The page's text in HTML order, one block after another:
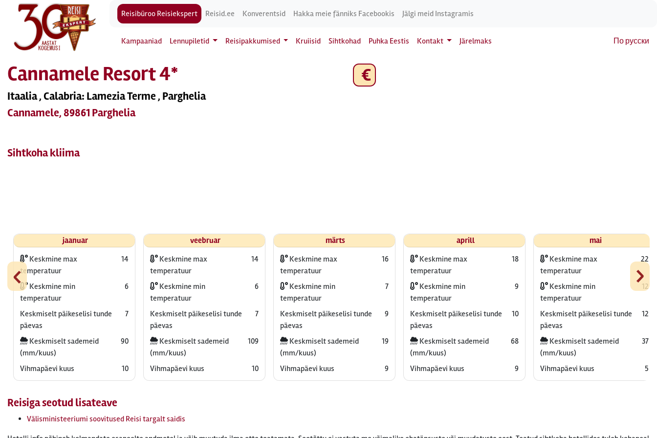
Reisibüroo Reisiekspert Reisid.ee Konverentsid Hakka meie fänniks Facebookis Jälgi meid Instagramis
Kampaaniad Lennupiletid Reisipakkumised Kruiisid Sihtkohad Puhka Eestis Kontakt Järelmaks По русски
Cannamele Resort 4*
Itaalia , Calabria: Lamezia Terme , Parghelia
Cannamele, 89861 Parghelia
€
Sihtkoha kliima
‹ ›
jaanuar
Keskmine max
temperatuur
14
Keskmine min
temperatuur
6
Keskmiselt päikeselisi tunde
päevas
7
Keskmiselt sademeid
(mm/kuus)
90
Vihmapäevi kuus 10
veebruar
Keskmine max
temperatuur
14
Keskmine min
temperatuur
6
Keskmiselt päikeselisi tunde
päevas
7
Keskmiselt sademeid
(mm/kuus)
109
Vihmapäevi kuus 10
märts
Keskmine max
temperatuur
16
Keskmine min
temperatuur
7
Keskmiselt päikeselisi tunde
päevas
9
Keskmiselt sademeid
(mm/kuus)
19
Vihmapäevi kuus 9
aprill
Keskmine max
temperatuur
18
Keskmine min
temperatuur
9
Keskmiselt päikeselisi tunde
päevas
10
Keskmiselt sademeid
(mm/kuus)
68
Vihmapäevi kuus 9
mai
Keskmine max
temperatuur
22
Keskmine min
temperatuur
12
Keskmiselt päikeselisi tunde
päevas
12
Keskmiselt sademeid
(mm/kuus)
37
Vihmapäevi kuus 5
Reisiga seotud lisateave
Välisministeeriumi soovitused Reisi targalt saidis